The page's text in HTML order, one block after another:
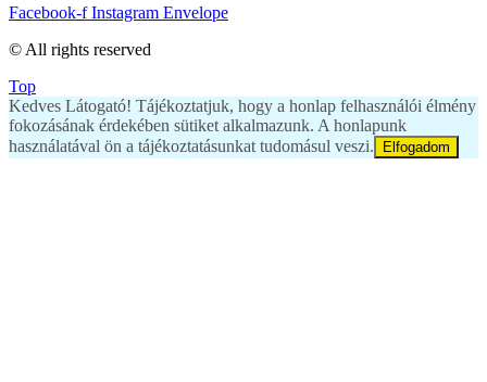
Facebook-f Instagram Envelope
© All rights reserved
Top
Kedves Látogató! Tájékoztatjuk, hogy a honlap felhasználói élmény
fokozásának érdekében sütiket alkalmazunk. A honlapunk
használatával ön a tájékoztatásunkat tudomásul veszi.
Elfogadom